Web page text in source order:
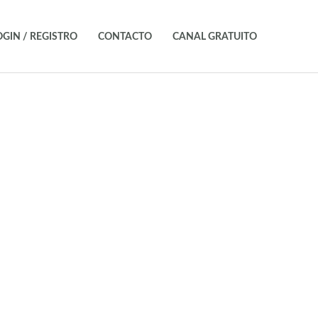
/ REGISTRO CONTACTO CANAL GRATUITO